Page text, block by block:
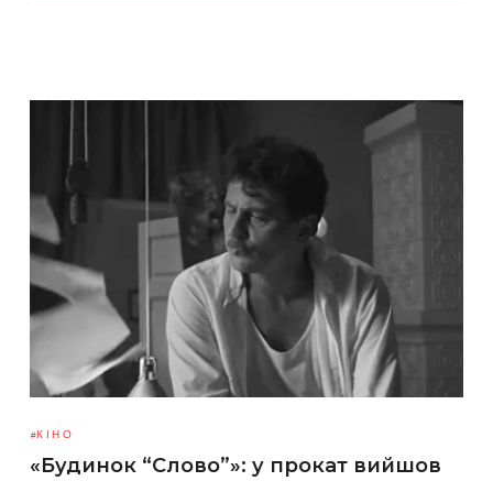
КІНО
«Будинок “Слово”»: у прокат вийшов